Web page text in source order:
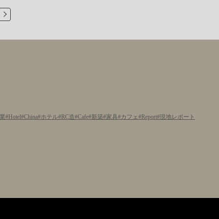
Hotel China ホテル RC造 Cafe 新築 家具 カフェ Report 現地レポート